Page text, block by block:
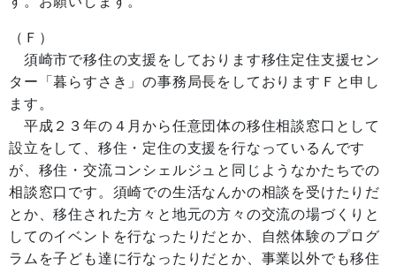
（Ｆ）
須崎市で移住の支援をしております移住定住支援セン
ター「暮らすさき」の事務局長をしておりますＦと申し
ます。
平成２３年の４月から任意団体の移住相談窓口として
設立をして、移住・定住の支援を行なっているんです
が、移住・交流コンシェルジュと同じようなかたちでの
相談窓口です。須崎での生活なんかの相談を受けたりだ
とか、移住された方々と地元の方々の交流の場づくりと
してのイベントを行なったりだとか、自然体験のプログ
ラムを子ども達に行なったりだとか、事業以外でも移住